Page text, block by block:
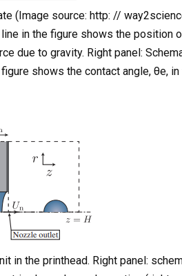
(Image source: http: //
in the figure shows the position
due to gravity. Right panel:
shows the contact angle, θe,
in the printhead. Right panel: